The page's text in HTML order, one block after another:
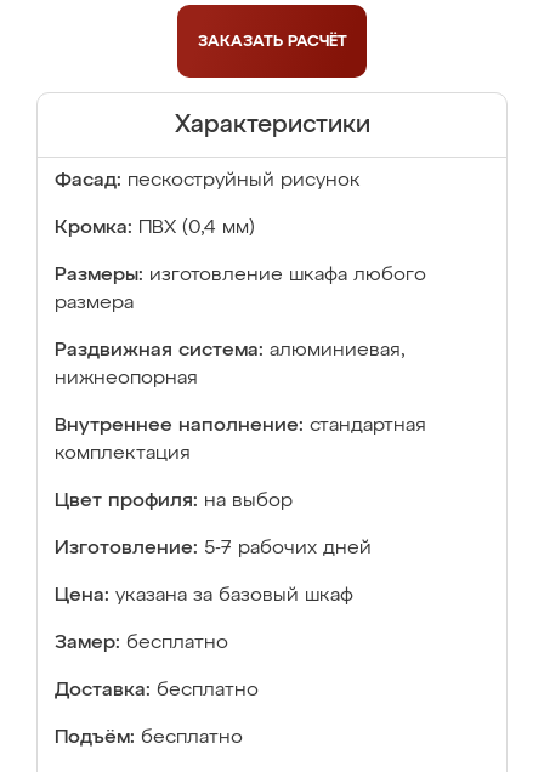
ЗАКАЗАТЬ РАСЧЁТ
Характеристики
Фасад: пескоструйный рисунок
Кромка: ПВХ (0,4 мм)
Размеры: изготовление шкафа любого
размера
Раздвижная система: алюминиевая,
нижнеопорная
Внутреннее наполнение: стандартная
комплектация
Цвет профиля: на выбор
Изготовление: 5-7 рабочих дней
Цена: указана за базовый шкаф
Замер: бесплатно
Доставка: бесплатно
Подъём: бесплатно